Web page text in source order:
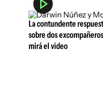
La contundente
sobre dos
mirá el video